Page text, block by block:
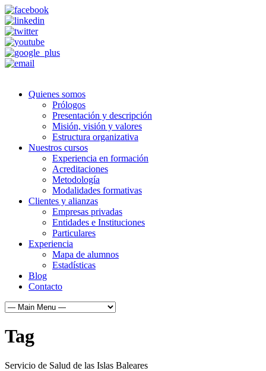
Quienes somos
Prólogos
Presentación y descripción
Misión, visión y valores
Estructura organizativa
Nuestros cursos
Experiencia en formación
Acreditaciones
Metodología
Modalidades formativas
Clientes y alianzas
Empresas privadas
Entidades e Instituciones
Particulares
Experiencia
Mapa de alumnos
Estadísticas
Blog
Contacto
Tag
Servicio de Salud de las Islas Baleares